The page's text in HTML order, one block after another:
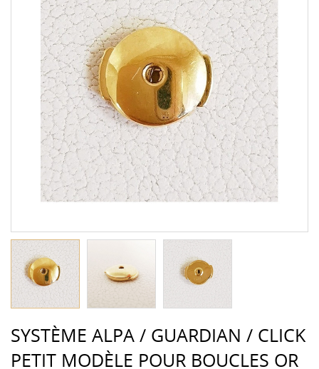
SYSTÈME ALPA / GUARDIAN / CLICK
PETIT MODÈLE POUR BOUCLES OR